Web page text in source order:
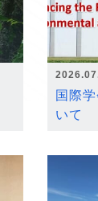
国際
いて